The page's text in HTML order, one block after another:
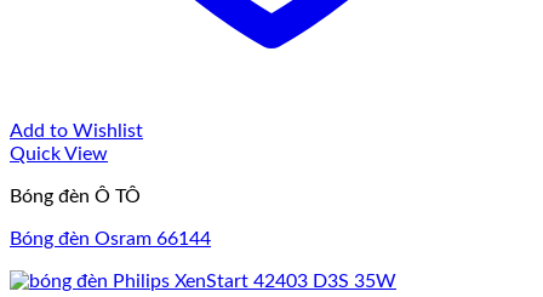
Add to Wishlist
Quick View
Bóng đèn Ô TÔ
Bóng đèn Osram 66144